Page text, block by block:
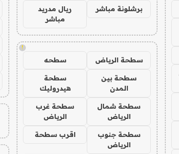
برشلونة مباشر
ريال مدريد
مباشر
!
سطحة الرياض سطحه
سطحة بين
المدن
سطحة
هيدروليك
سطحة شمال
الرياض
سطحة غرب
الرياض
سطحة جنوب
الرياض
اقرب سطحة